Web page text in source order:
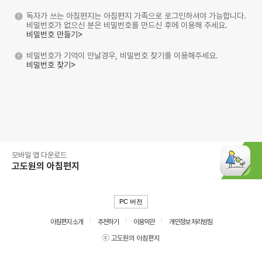
독자가 쓰는 아침편지는 아침편지 가족으로 로그인하셔야 가능합니다.
비밀번호가 없으신 분은 비밀번호를 만드신 후에 이용해 주세요.
비밀번호 만들기>
비밀번호가 기억이 안날경우, 비밀번호 찾기를 이용해주세요.
비밀번호 찾기>
모바일 앱 다운로드
고도원의 아침편지
PC 버전
아침편지 소개 추천하기 이용약관
개인정보 처리방침
ⓒ 고도원의 아침편지